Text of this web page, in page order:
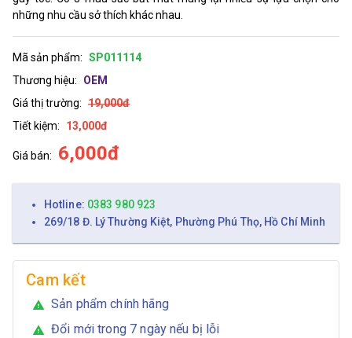
những nhu cầu sở thích khác nhau.
Mã sản phẩm: SP011114
Thương hiệu:
OEM
Giá thị trường: 19,000đ
Tiết kiệm:
13,000đ
Giá bán: 6,000đ
Hotline: 0383 980 923
269/18 Đ. Lý Thường Kiệt, Phường Phú Thọ, Hồ Chí Minh
Cam kết
warning Sản phẩm chính hãng
warning Đổi mới trong 7 ngày nếu bị lỗi